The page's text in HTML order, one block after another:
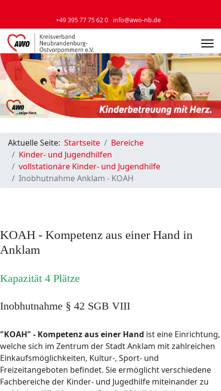
+49 395 77 75 62 0 info@awo-nb.de
Aktuelle Seite: Startseite
Bereiche
Kinder- und Jugendhilfen
vollstationäre Kinder- und Jugendhilfe
Inobhutnahme Anklam - KOAH
KOAH - Kompetenz aus einer Hand in
Anklam
Kapazität 4 Plätze
Inobhutnahme § 42 SGB VIII
"KOAH" - Kompetenz aus einer Hand ist eine Einrichtung,
welche sich im Zentrum der Stadt Anklam mit zahlreichen
Einkaufsmöglichkeiten, Kultur-, Sport- und
Freizeitangeboten befindet. Sie ermöglicht verschiedene
Fachbereiche der Kinder- und Jugedhilfe miteinander zu